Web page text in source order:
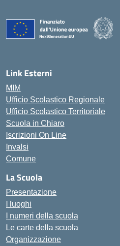
Link Esterni
MIM
Ufficio Scolastico Regionale
Ufficio Scolastico Territoriale
Scuola in Chiaro
Iscrizioni On Line
Invalsi
Comune
La Scuola
Presentazione
I luoghi
I numeri della scuola
Le carte della scuola
Organizzazione